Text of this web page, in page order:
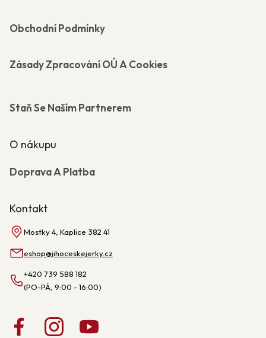
Obchodní Podmínky
Zásady Zpracování OÚ A Cookies
Staň Se Naším Partnerem
O nákupu
Doprava A Platba
Kontakt
Mostky 4, Kaplice 382 41
eshop@jihoceskejerky.cz
+420 739 588 182